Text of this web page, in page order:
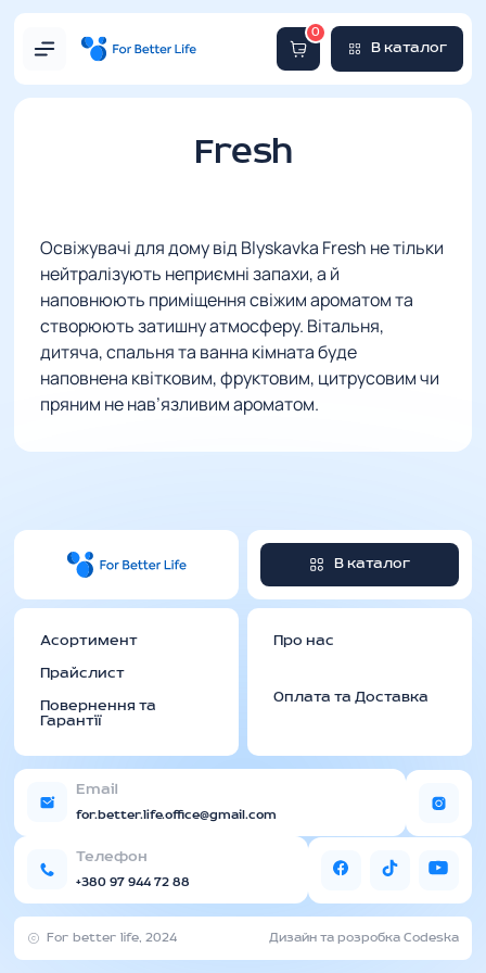
0
В каталог
Fresh
Освіжувачі для дому від Blyskavka Fresh не тільки
нейтралізують неприємні запахи, а й
наповнюють приміщення свіжим ароматом та
створюють затишну атмосферу. Вітальня,
дитяча, спальня та ванна кімната буде
наповнена квітковим, фруктовим, цитрусовим чи
пряним не нав’язливим ароматом.
В каталог
Асортимент
Прайслист
Повернення та
Гарантії
Про нас
Оплата та Доставка
Email
for.better.life.office@gmail.com
Телефон
+380 97 944 72 88
For better life, 2024 Дизайн та розробка Codeska